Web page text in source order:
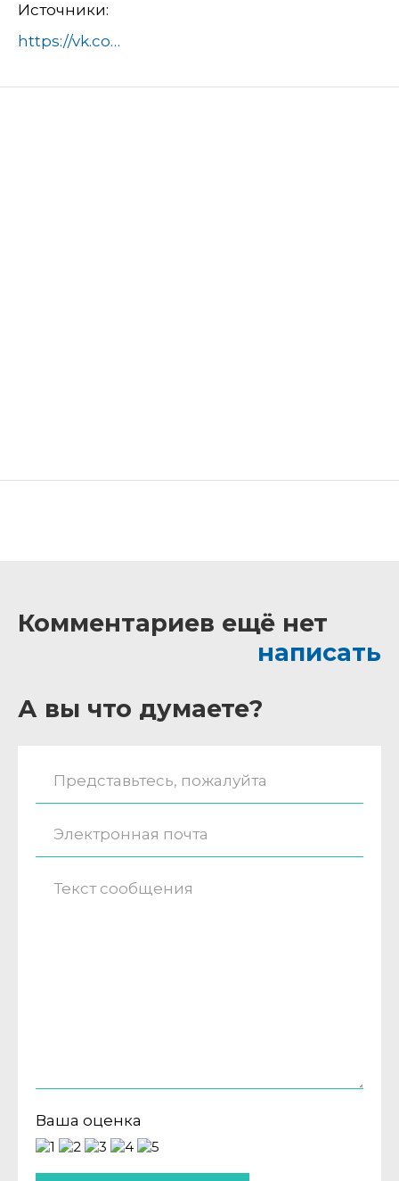
Источники:
https://vk.com/korolev_adm?w=wall-148260931_47896
Комментариев ещё нет
написать
А вы что думаете?
Ваша оценка